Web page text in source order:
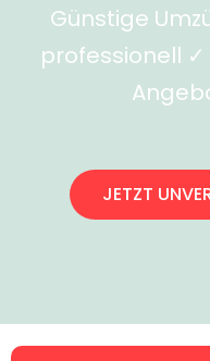
Günstige
professionell
JETZT